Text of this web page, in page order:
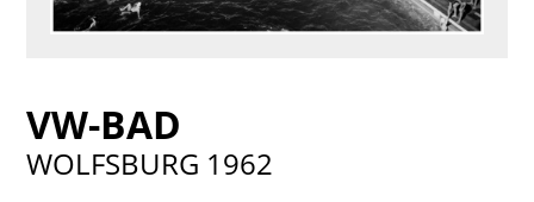
VW-BAD
WOLFSBURG 1962